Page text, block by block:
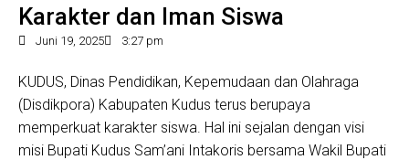
Karakter dan Iman Siswa
Juni 19, 2025 3:27 pm
KUDUS, Dinas Pendidikan, Kepemudaan dan Olahraga
(Disdikpora) Kabupaten Kudus terus berupaya
memperkuat karakter siswa. Hal ini sejalan dengan visi
misi Bupati Kudus Sam’ani Intakoris bersama Wakil Bupati